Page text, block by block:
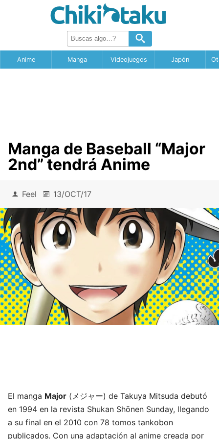
Anime Manga Videojuegos Japón
Manga de Baseball “Major
2nd” tendrá Anime
Feel 13/OCT/17
El manga Major (メジャー) de Takuya Mitsuda debutó
en 1994 en la revista Shukan Shōnen Sunday, llegando
a su final en el 2010 con 78 tomos tankobon
publicados. Con una adaptación al anime creada por